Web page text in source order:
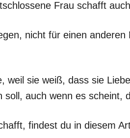
Frau schafft
nicht für einen
weil sie weiß, dass sie
soll, auch wenn es scheint,
findest du in diesem